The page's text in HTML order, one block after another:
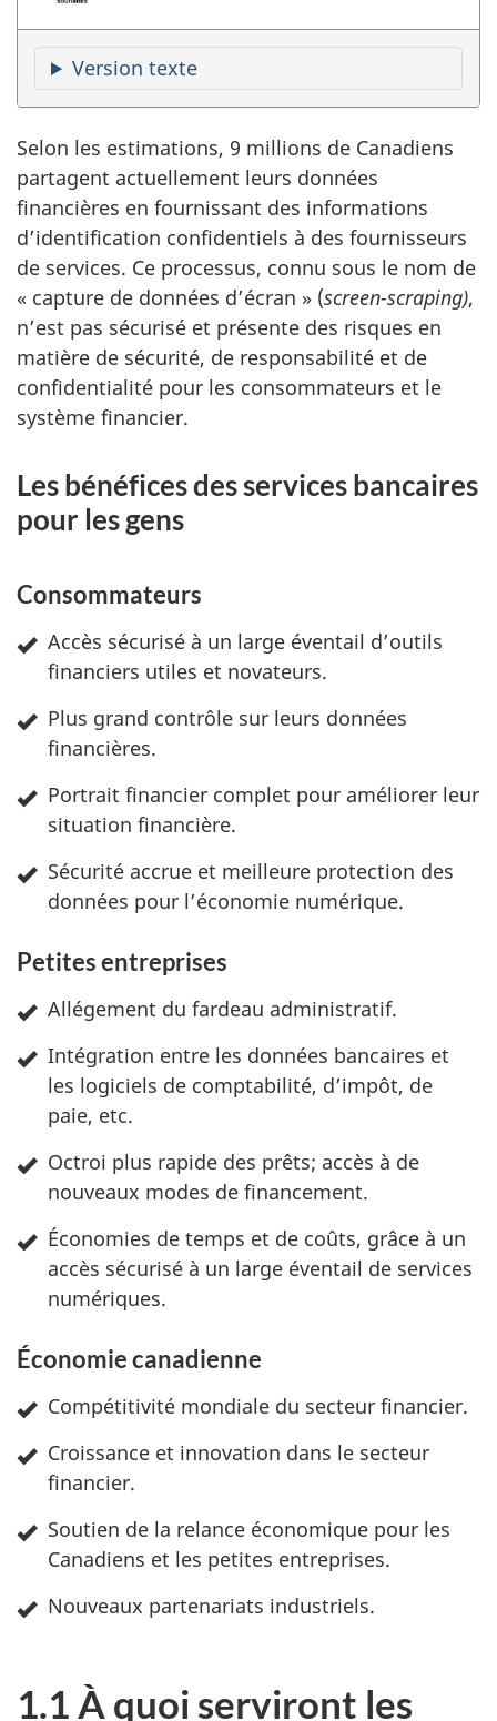
d
e
l
’
a
u
t
o
m
n
e
0
2
3
:
n
o
n
é
e
o
i
i
q
e
Version texte
Selon les estimations, 9 millions de Canadiens
partagent actuellement leurs données
financières en fournissant des informations
d’identification confidentiels à des fournisseurs
de services. Ce processus, connu sous le nom de
« capture de données d’écran » (screen-scraping),
n’est pas sécurisé et présente des risques en
matière de sécurité, de responsabilité et de
confidentialité pour les consommateurs et le
système financier.
Les bénéfices des services bancaires
pour les gens
Consommateurs
Accès sécurisé à un large éventail d’outils
financiers utiles et novateurs.
Plus grand contrôle sur leurs données
financières.
Portrait financier complet pour améliorer leur
situation financière.
Sécurité accrue et meilleure protection des
données pour l’économie numérique.
Petites entreprises
Allégement du fardeau administratif.
Intégration entre les données bancaires et
les logiciels de comptabilité, d’impôt, de
paie, etc.
Octroi plus rapide des prêts; accès à de
nouveaux modes de financement.
Économies de temps et de coûts, grâce à un
accès sécurisé à un large éventail de services
numériques.
Économie canadienne
Compétitivité mondiale du secteur financier.
Croissance et innovation dans le secteur
financier.
Soutien de la relance économique pour les
Canadiens et les petites entreprises.
Nouveaux partenariats industriels.
1.1 À quoi serviront les